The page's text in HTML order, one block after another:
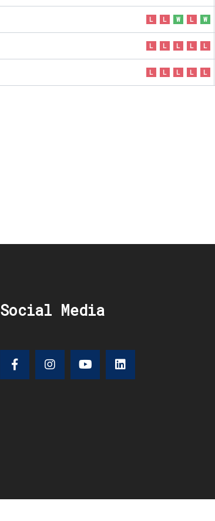
L L W L W
L L L L L
L L L L L
Social Media